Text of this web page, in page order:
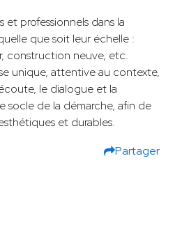
professionnels dans la
que soit leur échelle :
construction neuve, etc.
unique, attentive au contexte,
le dialogue et la
socle de la démarche, afin de
et durables.
Partager